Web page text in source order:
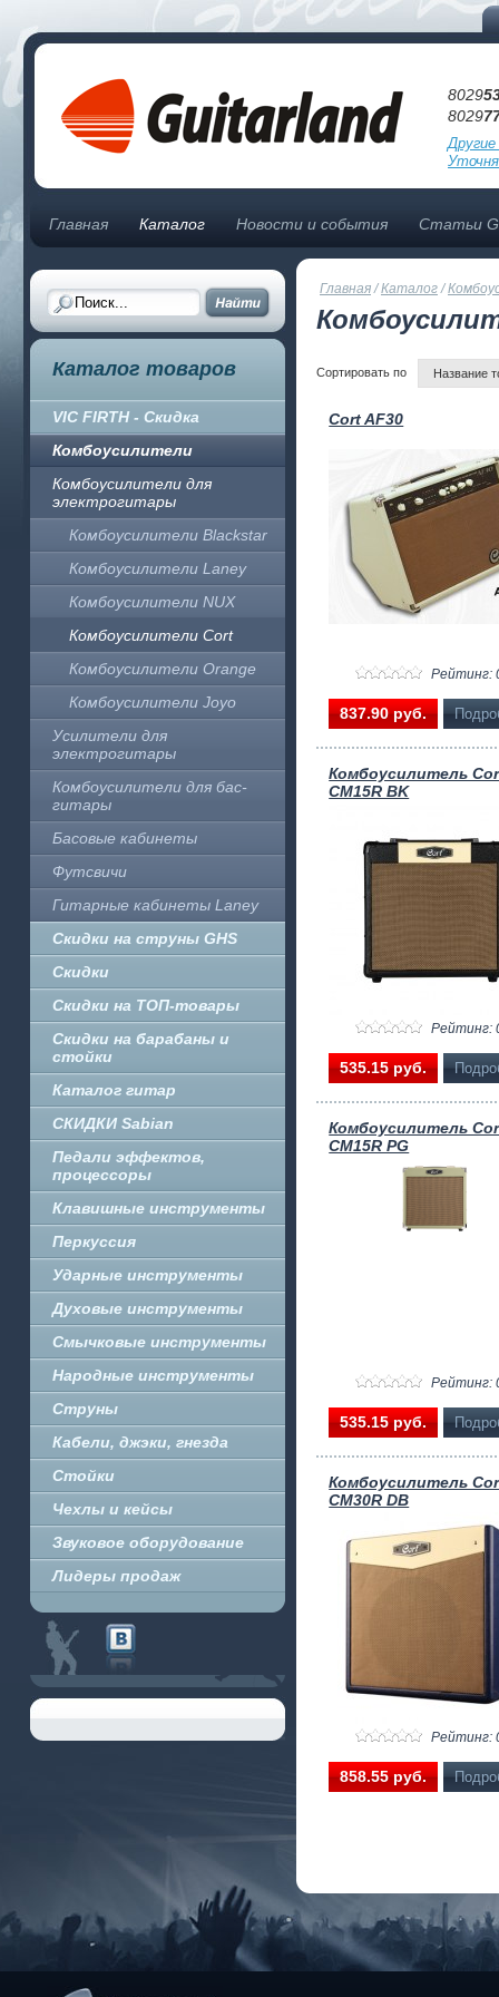
8029
8029
Главная Каталог Новости и события Статьи
Каталог товаров
VIC FIRTH - Скидка
Комбоусилители
Комбоусилители для
электрогитары
Комбоусилители Blackstar
Комбоусилители Laney
Комбоусилители NUX
Комбоусилители Cort
Комбоусилители Orange
Комбоусилители Joyo
Усилители для
электрогитары
Комбоусилители для бас-
гитары
Басовые кабинеты
Футсвичи
Гитарные кабинеты Laney
Скидки на струны GHS
Скидки
Скидки на ТОП-товары
Скидки на барабаны и
стойки
Каталог гитар
СКИДКИ Sabian
Педали эффектов,
процессоры
Клавишные инструменты
Перкуссия
Ударные инструменты
Духовые инструменты
Смычковые инструменты
Народные инструменты
Струны
Кабели, джэки, гнезда
Стойки
Чехлы и кейсы
Звуковое оборудование
Лидеры продаж
Главная/Каталог/
Сортировать по Название
Cort AF30
Рейтинг:
837.90 pуб.
Комбоусилитель
CM15R BK
Рейтинг:
535.15 pуб.
Комбоусилитель
CM15R PG
Рейтинг:
535.15 pуб.
Комбоусилитель
CM30R DB
Рейтинг:
858.55 pуб.